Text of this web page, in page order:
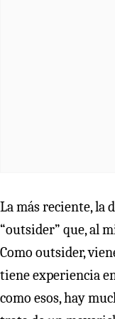
La más reciente, la
“outsider” que, al
Como outsider,
tiene experiencia
como esos, hay